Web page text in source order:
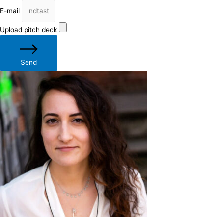
E-mail
Upload pitch deck
Send